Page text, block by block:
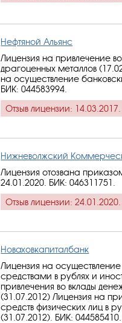
Нефтяной Альянс
Лицензия на привлечение
драгоценных металлов
на осуществление
БИК: 044583994
Отзыв лицензии: 14.03.2017.
Нижневолжский
Лицензия отозвана
24.01.2020. БИК: 046311751
Отзыв лицензии: 24.01.2020.
Новаховкапиталбанк
Лицензия на
средствами в рублях и
привлечения во вклады
(31.07.2012) Лицензия на
средств физических лиц в
(31.07.2012). БИК: 044585410